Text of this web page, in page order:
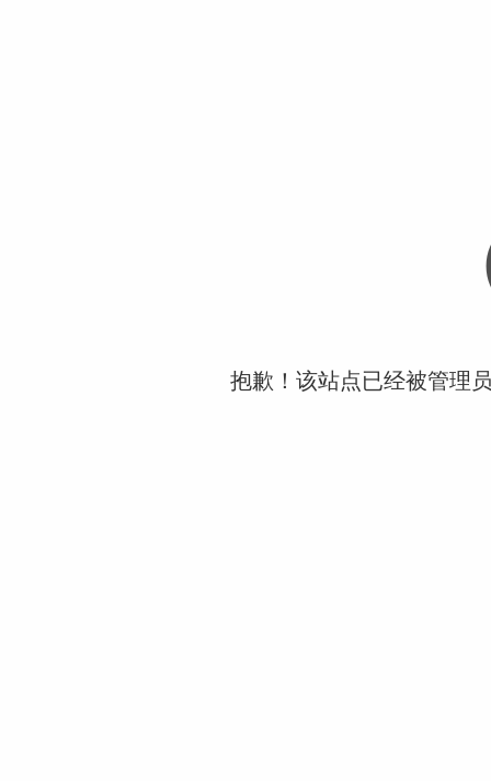
抱歉！该站点已经被管理